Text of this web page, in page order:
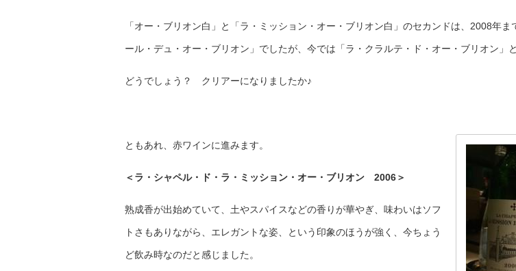
「オー・ブリオン白」と「ラ・ミッション・オー・ブリオン白」のセカンドは、2008年ま
ール・デュ・オー・ブリオン」でしたが、今では「ラ・クラルテ・ド・オー・ブリオン」
どうでしょう？ クリアーになりましたか♪
ともあれ、赤ワインに進みます。
＜ラ・シャペル・ド・ラ・ミッション・オー・ブリオン 2006＞
熟成香が出始めていて、土やスパイスなどの香りが華やぎ、味わいはソフ
トさもありながら、エレガントな姿、という印象のほうが強く、今ちょう
ど飲み時なのだと感じました。